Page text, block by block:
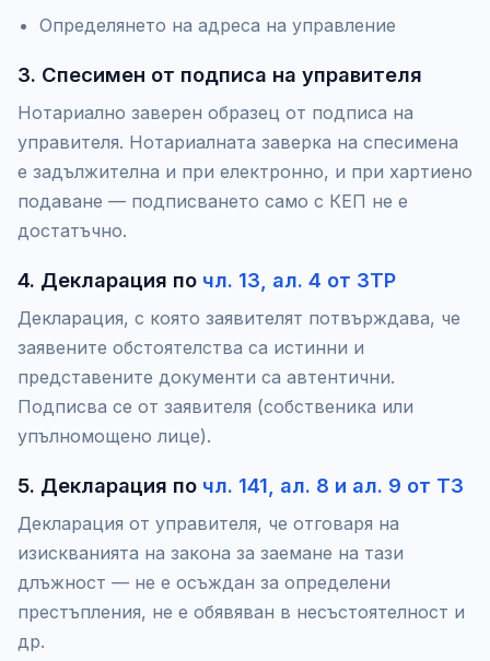
Определянето на адреса на управление
3. Спесимен от подписа на управителя
Нотариално заверен образец от подписа на
управителя. Нотариалната заверка на спесимена
е задължителна и при електронно, и при хартиено
подаване — подписването само с КЕП не е
достатъчно.
4. Декларация по чл. 13, ал. 4 от ЗТР
Декларация, с която заявителят потвърждава, че
заявените обстоятелства са истинни и
представените документи са автентични.
Подписва се от заявителя (собственика или
упълномощено лице).
5. Декларация по чл. 141, ал. 8 и ал. 9 от ТЗ
Декларация от управителя, че отговаря на
изискванията на закона за заемане на тази
длъжност — не е осъждан за определени
престъпления, не е обявяван в несъстоятелност и
др.